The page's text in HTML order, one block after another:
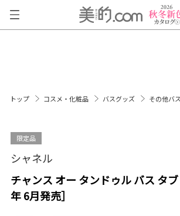
トップ コスメ・化粧品 バスグッズ その他バ
限定品
シャネル
チャンス オー タンドゥル バス タ
年 6月発売］